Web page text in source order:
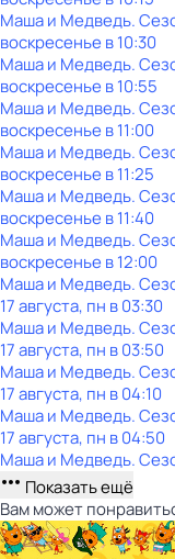
Маша и Медведь.
воскресенье в10:30
Маша и Медведь.
воскресенье в10:55
Маша и Медведь.
воскресенье в11:00
Маша и Медведь.
воскресенье в11:25
Маша и Медведь.
воскресенье в11:40
Маша и Медведь.
воскресенье в12:00
Маша и Медведь.
17 августа, пн в 03:30
Маша и Медведь.
17 августа, пн в 03:50
Маша и Медведь.
17 августа, пн в 04:10
Маша и Медведь.
17 августа, пн в 04:50
Маша и Медведь.
Показать ещё
Вам может